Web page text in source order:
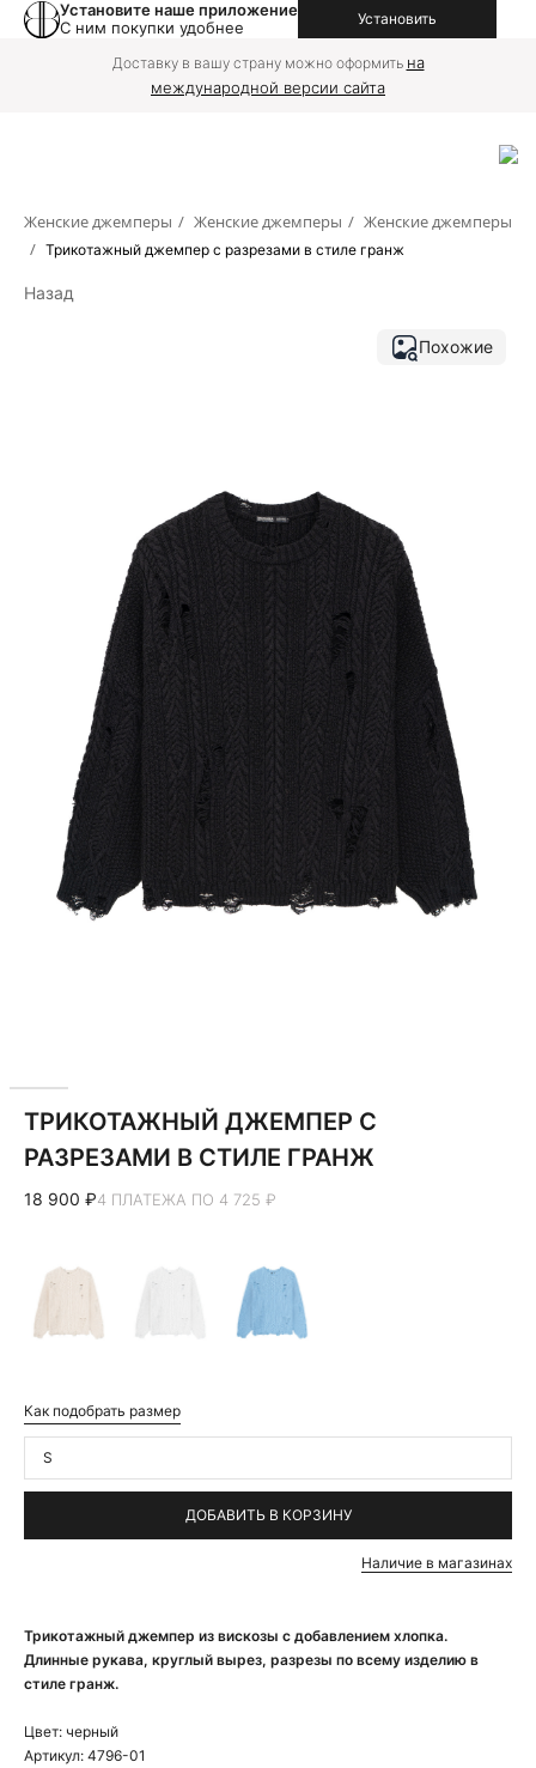
Установите наше приложение
С ним покупки удобнее
Установить
Доставку в вашу страну можно оформить на
международной версии сайта
Женские джемперы / Женские джемперы / Женские джемперы
/ Трикотажный джемпер с разрезами в стиле гранж
Назад
Трикотажный джемпер из вискозы с добавлением хлопка.
Длинные рукава, круглый вырез, разрезы по всему изделию в
стиле гранж.
Цвет: черный
Артикул: 4796-01
Похожие
ТРИКОТАЖНЫЙ ДЖЕМПЕР С
РАЗРЕЗАМИ В СТИЛЕ ГРАНЖ
18 900 ₽4 ПЛАТЕЖА ПО 4 725 ₽
Как подобрать размер
S
ДОБАВИТЬ В КОРЗИНУ
Наличие в магазинах